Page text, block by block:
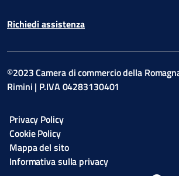
Richiedi assistenza
©2023 Camera di commercio della
Rimini | P.IVA 04283130401
Privacy Policy
Cookie Policy
Mappa del sito
Informativa sulla privacy